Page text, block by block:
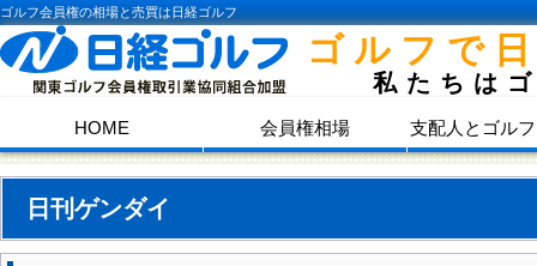
ゴルフ会員権の相場と売買は日経ゴルフ
ゴルフで
私たちは
HOME 会員権相場 支配人とゴル
日刊ゲンダイ